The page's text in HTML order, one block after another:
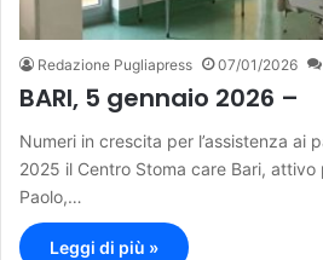
Redazione Pugliapress 07/01/2026
BARI, 5 gennaio 2026 –
Numeri in crescita per l’assistenza ai
2025 il Centro Stoma care Bari, attivo
Paolo,…
Leggi di più »